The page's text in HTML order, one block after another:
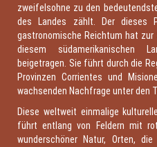
zweifelsohne zu den
des Landes zählt. Der dieses
gastronomische Reichtum hat
diesem südamerikanischen
beigetragen. Sie führt durch die
Provinzen Corrientes und
wachsenden Nachfrage unter den
Diese weltweit einmalige
führt entlang von Feldern mit
wunderschöner Natur, Orten,